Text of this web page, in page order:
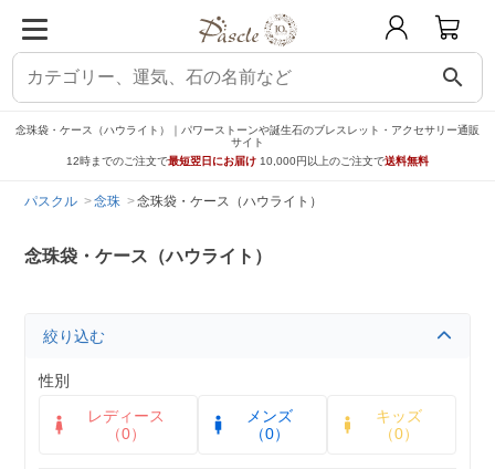
search
念珠袋・ケース（ハウライト）｜パワーストーンや誕生石のブレスレット・アクセサリー通販
サイト
12時までのご注文で最短翌日にお届け 10,000円以上のご注文で送料無料
パスクル 念珠 念珠袋・ケース（ハウライト）
念珠袋・ケース（ハウライト）
絞り込む
性別
レディース
（0）
メンズ
（0）
キッズ
（0）